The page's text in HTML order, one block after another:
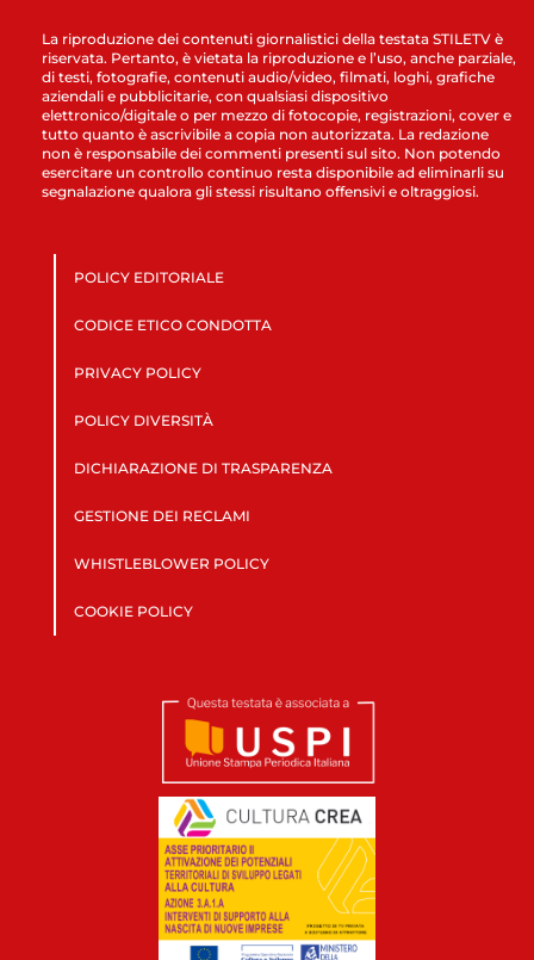
La riproduzione dei contenuti giornalistici della testata STILETV è
riservata. Pertanto, è vietata la riproduzione e l’uso, anche parziale,
di testi, fotografie, contenuti audio/video, filmati, loghi, grafiche
aziendali e pubblicitarie, con qualsiasi dispositivo
elettronico/digitale o per mezzo di fotocopie, registrazioni, cover e
tutto quanto è ascrivibile a copia non autorizzata. La redazione
non è responsabile dei commenti presenti sul sito. Non potendo
esercitare un controllo continuo resta disponibile ad eliminarli su
segnalazione qualora gli stessi risultano offensivi e oltraggiosi.
POLICY EDITORIALE
CODICE ETICO CONDOTTA
PRIVACY POLICY
POLICY DIVERSITÀ
DICHIARAZIONE DI TRASPARENZA
GESTIONE DEI RECLAMI
WHISTLEBLOWER POLICY
COOKIE POLICY